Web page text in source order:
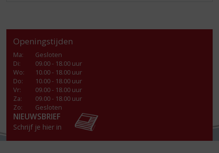
Openingstijden
Ma:
Gesloten
Di:
09.00 - 18.00 uur
Wo:
10.00 - 18.00 uur
Do:
10.00 - 18.00 uur
Vr:
09.00 - 18.00 uur
Za:
09.00 - 18.00 uur
Zo:
Gesloten
NIEUWSBRIEF
Schrijf je hier in